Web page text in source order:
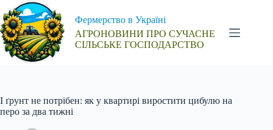
Перейти
до
вмісту
Фермерство в Україні
АГРОНОВИНИ ПРО СУЧАСНЕ
СІЛЬСЬКЕ ГОСПОДАРСТВО
І ґрунт не потрібен: як у квартирі виростити цибулю на
перо за два тижні